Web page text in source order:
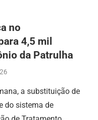
no
4,5 mil
da Patrulha
a substituição de
do sistema de